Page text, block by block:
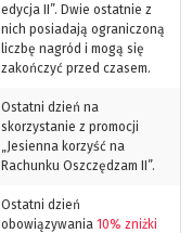
edycja II”. Dwie ostatnie z
nich posiadają ograniczoną
liczbę nagród i mogą się
zakończyć przed czasem.
Ostatni dzień na
skorzystanie z promocji
„Jesienna korzyść na
Rachunku Oszczędzam II”.
Ostatni dzień
obowiązywania 10% zniżki